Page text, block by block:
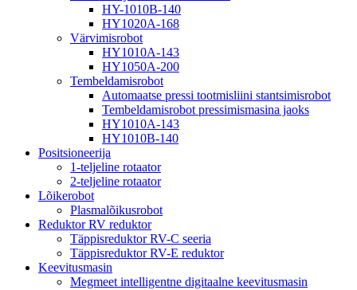
HY-1010B-140
HY1020A-168
Värvimisrobot
HY1010A-143
HY1050A-200
Tembeldamisrobot
Automaatse pressi tootmisliini stantsimisrobot
Tembeldamisrobot pressimismasina jaoks
HY1010A-143
HY1010B-140
Positsioneerija
1-teljeline rotaator
2-teljeline rotaator
Lõikerobot
Plasmalõikusrobot
Reduktor RV reduktor
Täppisreduktor RV-C seeria
Täppisreduktor RV-E reduktor
Keevitusmasin
Megmeet intelligentne digitaalne keevitusmasin